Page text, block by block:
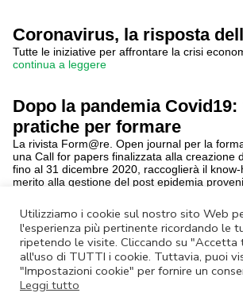
Utilizziamo i cookie sul nostro sito Web
l'esperienza più pertinente ricordando le
ripetendo le visite. Cliccando su "Accetta
all'uso di TUTTI i cookie. Tuttavia, puoi
"Impostazioni cookie" per fornire un
Leggi tutto
Coronavirus, la risposta
Tutte le iniziative per affrontare la crisi
continua a leggere
Dopo la pandemia
pratiche per formare
La rivista Form@re. Open journal per la
una Call for papers finalizzata alla creazione
fino al 31 dicembre 2020, raccoglierà il
merito alla gestione del post epidemia
continua a leggere
Annulla Iscrizione| Privacy
Non rispondere a questa email.Contatta